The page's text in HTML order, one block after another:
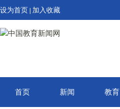
设为首页 加入收藏
首页 新闻 教育